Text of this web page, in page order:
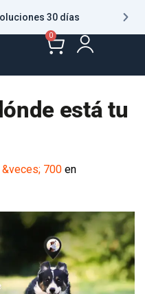
30 días
0
está tu
700 en